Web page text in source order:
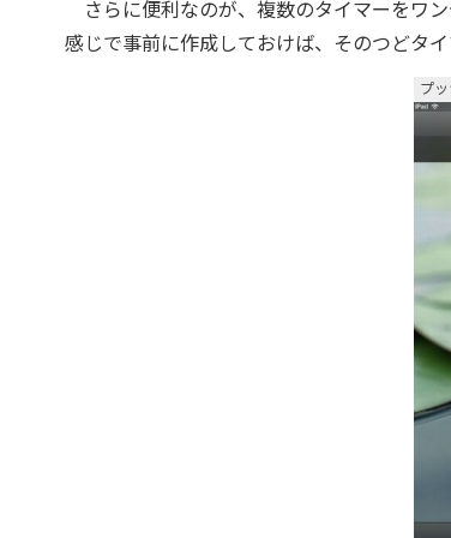
さらに便利なのが、複数のタイマーをワ
感じで事前に作成しておけば、そのつどタ
プ